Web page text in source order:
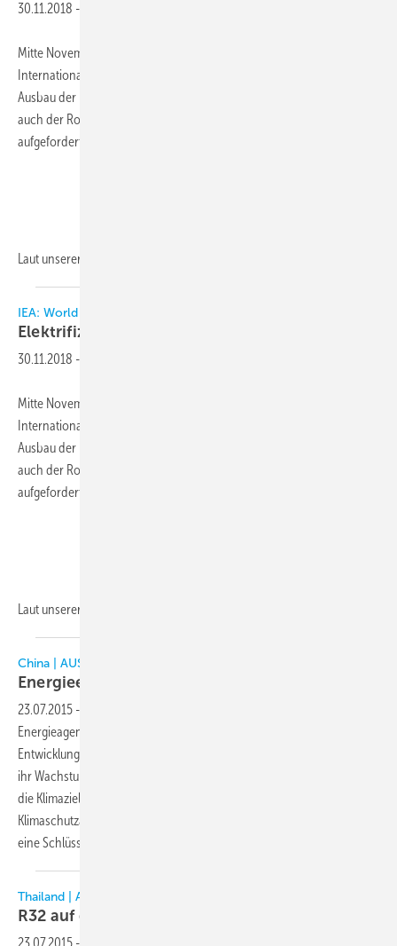
30.11.2018 -
Mitte November wurde der neue Weltenergiebericht der
Internationalen Energieagentur IEA veröffentlicht. Elektrifizierung und
Ausbau der Erneuerbaren stehen ganz oben auf der Agenda. Aber
auch der Rohölkonsum wächst stetig. Regierungen sind zum Handeln
aufgefordert.
Laut unserer
IEA: World Energy Outlook
Elektrifizierung auf dem
30.11.2018 -
Mitte November wurde der neue Weltenergiebericht der
Internationalen Energieagentur IEA veröffentlicht. Elektrifizierung und
Ausbau der Erneuerbaren stehen ganz oben auf der Agenda. Aber
auch der Rohölkonsum wächst stetig. Regierungen sind zum Handeln
aufgefordert.
Laut unserer
China | AUS EUROPA UND DER WELT
Energieeffizienz auf dem
23.07.2015 -
Energieagentur IEA benötigten Länder wie China, aber auch andere
Entwicklungsländer in den vergangenen Jahren weniger Energie für
ihr Wachstum. Dennoch seien striktere Maßnahmen erforderlich, um
die Klimaziele und Verpflichtungen gemäß des Pariser
Klimaschutzabkommens zu erreichen. Energieeffizienz komme dabei
eine Schlüsselrolle
Thailand | AUS EUROPA UND DER WELT
R32 auf dem
23.07.2015 -